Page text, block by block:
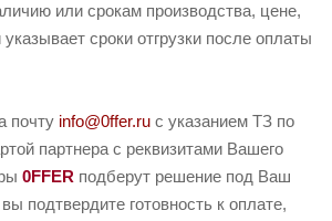
или срокам производства, цене,
сроки отгрузки после оплаты
почту info@0ffer.ru с указанием ТЗ по
партнера с реквизитами Вашего
0FFER подберут решение под Ваш
подтвердите готовность к оплате,